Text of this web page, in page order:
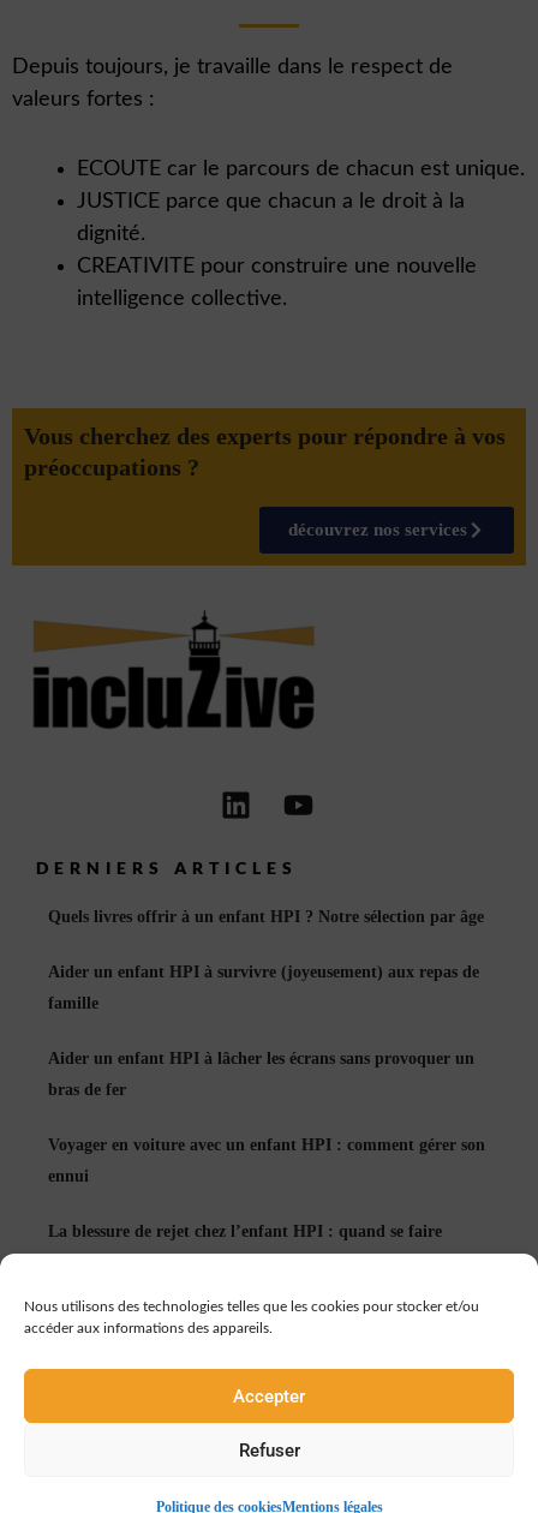
Nous utilisons des technologies telles que les cookies pour stocker et/ou
accéder aux informations des appareils.
Accepter
Refuser
Politique des cookiesMentions légales
Depuis toujours, je travaille dans le respect de
valeurs fortes :
ECOUTE car le parcours de chacun est unique.
JUSTICE parce que chacun a le droit à la
dignité.
CREATIVITE pour construire une nouvelle
intelligence collective.
Vous cherchez des experts pour répondre à vos
préoccupations ?
découvrez nos services
LinkedinYoutube
DERNIERS ARTICLES
Quels livres offrir à un enfant HPI ? Notre sélection par âge
Aider un enfant HPI à survivre (joyeusement) aux repas de
famille
Aider un enfant HPI à lâcher les écrans sans provoquer un
bras de fer
Voyager en voiture avec un enfant HPI : comment gérer son
ennui
La blessure de rejet chez l’enfant HPI : quand se faire
Échec et enfant HPI : apprendre à rater peut tout changer
© incluZive by Talented Formation 2026 - Tous droits